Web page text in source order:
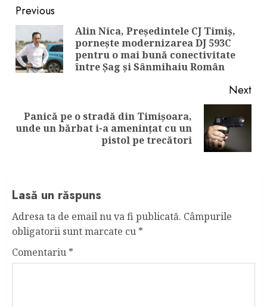
Continue
Reading
Previous
Alin Nica, Președintele CJ Timiș,
pornește modernizarea DJ 593C
pentru o mai bună conectivitate
între Șag și Sânmihaiu Român
Next
Next
Panică pe o stradă din Timișoara,
unde un bărbat i-a amenințat cu un
pistol pe trecători
Lasă un răspuns
Adresa ta de email nu va fi publicată. Câmpurile
obligatorii sunt marcate cu *
Comentariu *